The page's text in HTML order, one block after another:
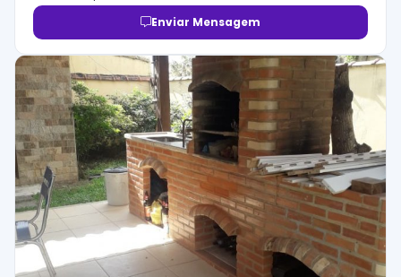
Enviar Mensagem